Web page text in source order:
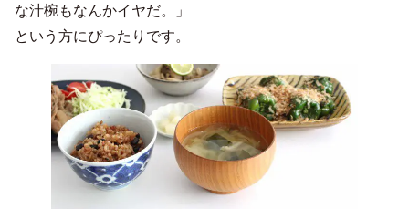
な汁椀もなんかイヤだ。」
という方にぴったりです。